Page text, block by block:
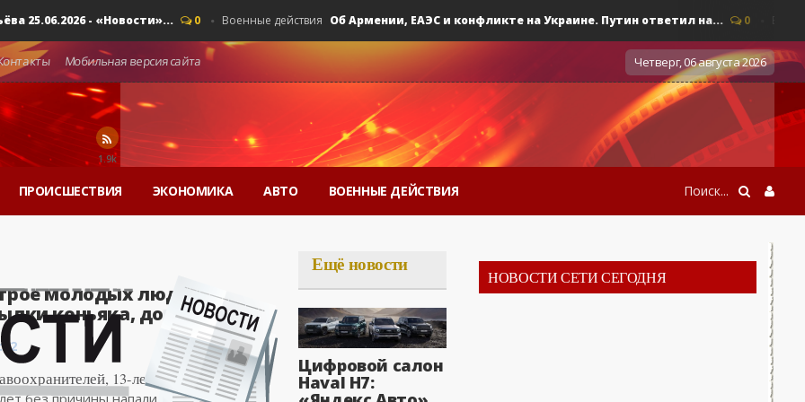
- «Новости»... 0 Военные действия Об Армении, ЕАЭС и конфликте на Украине. Путин ответил на... 0 Военные
Четверг, 06 августа 2026
Мобильная версия сайта
1.9k
ПРОИСШЕСТВИЯ ЭКОНОМИКА АВТО ВОЕННЫЕ ДЕЙСТВИЯ
молодых людей,
коньяка, до смерти..
13-летняя девушка и
без причины напали на двух
Ещё новости
Цифровой салон
Haval H7:
НОВОСТИ СЕТИ СЕГОДНЯ